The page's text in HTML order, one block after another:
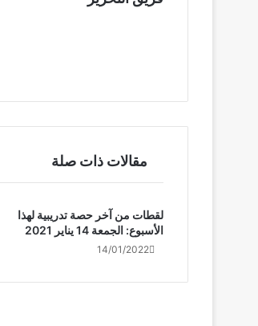
مقالات ذات صلة
لقطات من آخر حصة تدريبية لهذا
الأسبوع: الجمعة 14 يناير 2021
14/01/2022